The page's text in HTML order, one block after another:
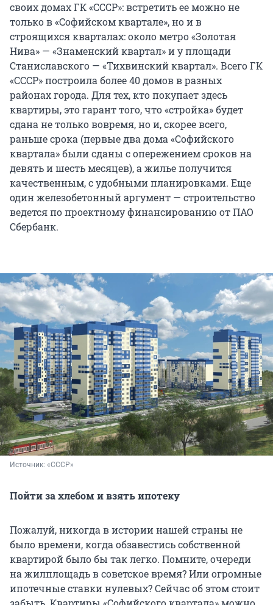
своих домах ГК «СССР»: встретить ее можно не
только в «Софийском квартале», но и в
строящихся кварталах: около метро «Золотая
Нива» — «Знаменский квартал» и у площади
Станиславского — «Тихвинский квартал». Всего ГК
«СССР» построила более 40 домов в разных
районах города. Для тех, кто покупает здесь
квартиры, это гарант того, что «стройка» будет
сдана не только вовремя, но и, скорее всего,
раньше срока (первые два дома «Софийского
квартала» были сданы с опережением сроков на
девять и шесть месяцев), а жилье получится
качественным, с удобными планировками. Еще
один железобетонный аргумент — строительство
ведется по проектному финансированию от ПАО
Сбербанк.
Источник: «СССР»
Пойти за хлебом и взять ипотеку
Пожалуй, никогда в истории нашей страны не
было времени, когда обзавестись собственной
квартирой было бы так легко. Помните, очереди
на жилплощадь в советское время? Или огромные
ипотечные ставки нулевых? Сейчас об этом стоит